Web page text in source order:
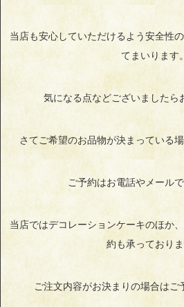
当店も安心していただけるよう安全性
てまいります。
気になる点などございましたら
さてご希望のお品物が決まっている
ご予約はお電話やメールで
当店ではデコレーションケーキのほか
約も承っておりま
ご注文内容がお決まりの場合はご